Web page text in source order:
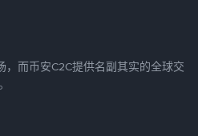
，而币安C2C提供名副其实的全球交